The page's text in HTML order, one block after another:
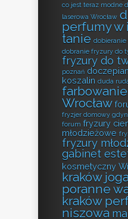
co jest teraz modne
laserowa Wrocław
perfumy w
tanie dobieranie
dobranie fryzury do
fryzury do
poznań
koszalin duda
Wrocław
fryzjer domowy
forum fryzury
młodzieżowe
fryzury
gabinet
kosmetyczny
kraków
poranne
kraków
niszowa